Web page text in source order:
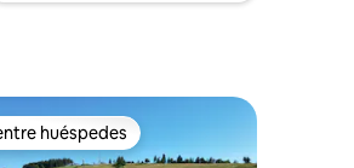
huéspedes
huéspedes